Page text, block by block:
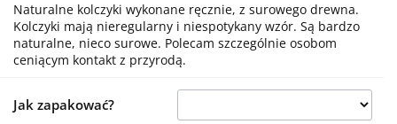
Naturalne kolczyki wykonane ręcznie, z surowego drewna.
Kolczyki mają nieregularny i niespotykany wzór. Są bardzo
naturalne, nieco surowe. Polecam szczególnie osobom
ceniącym kontakt z przyrodą.
Jak zapakować?